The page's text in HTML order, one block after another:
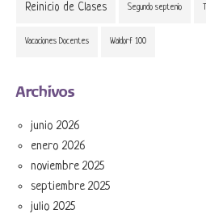
Reinicio de Clases Segundo septenio
Vacaciones Docentes Waldorf 100
Archivos
junio 2026
enero 2026
noviembre 2025
septiembre 2025
julio 2025